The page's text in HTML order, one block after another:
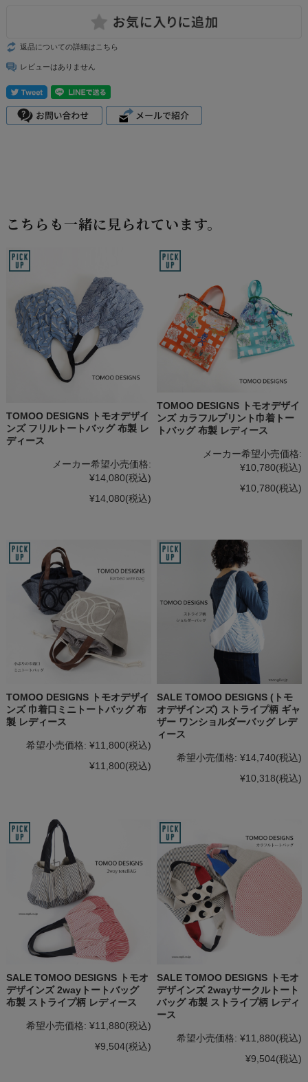
返品についての詳細はこちら
レビューはありません
こちらも一緒に見られています。
TOMOO DESIGNS トモオデザイ
ンズ フリルトートバッグ 布製 レ
ディース
メーカー希望小売価格:
¥14,080(税込)
¥14,080(税込)
TOMOO DESIGNS トモオデザイ
ンズ カラフルプリント巾着トー
トバッグ 布製 レディース
メーカー希望小売価格:
¥10,780(税込)
¥10,780(税込)
TOMOO DESIGNS トモオデザイ
ンズ 巾着口ミニトートバッグ 布
製 レディース
希望小売価格: ¥11,800(税込)
¥11,800(税込)
SALE TOMOO DESIGNS (トモ
オデザインズ) ストライプ柄 ギャ
ザー ワンショルダーバッグ レデ
ィース
希望小売価格: ¥14,740(税込)
¥10,318(税込)
SALE TOMOO DESIGNS トモオ
デザインズ 2wayトートバッグ
布製 ストライプ柄 レディース
希望小売価格: ¥11,880(税込)
¥9,504(税込)
SALE TOMOO DESIGNS トモオ
デザインズ 2wayサークルトート
バッグ 布製 ストライプ柄 レディ
ース
希望小売価格: ¥11,880(税込)
¥9,504(税込)